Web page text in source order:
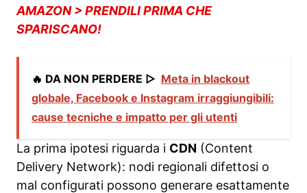
AMAZON > PRENDILI PRIMA CHE
SPARISCANO!
🔥 DA NON PERDERE ▷ Meta in blackout
globale, Facebook e Instagram irraggiungibili:
cause tecniche e impatto per gli utenti
La prima ipotesi riguarda i CDN (Content
Delivery Network): nodi regionali difettosi o
mal configurati possono generare esattamente